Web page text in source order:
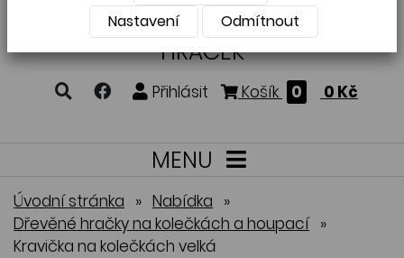
VÝROBA A PRODEJDŘEVĚNÝCH
HRAČEK
Přihlásit Košík 0 0 Kč
MENU
Úvodní stránka » Nabídka »
Dřevěné hračky na kolečkách a houpací »
Kravička na kolečkách velká
Nastavení
Odmítnout